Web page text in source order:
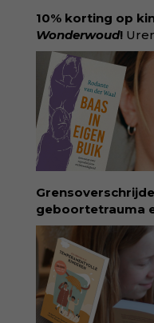
10% korting op
Wonderwoud!
voor dromers,
Wonderwoud is
antwoord op alle
boekjes en
kindertijdschrift
kunde voor taal,
spat van elke
kind. Abonneer via
wonderwoud.nl/
korting met code:
geboortetrauma
geboortezorg:in
filosoof en
persoonlijke
onrecht en
rechtvaardigheid
praktijk van zorg.